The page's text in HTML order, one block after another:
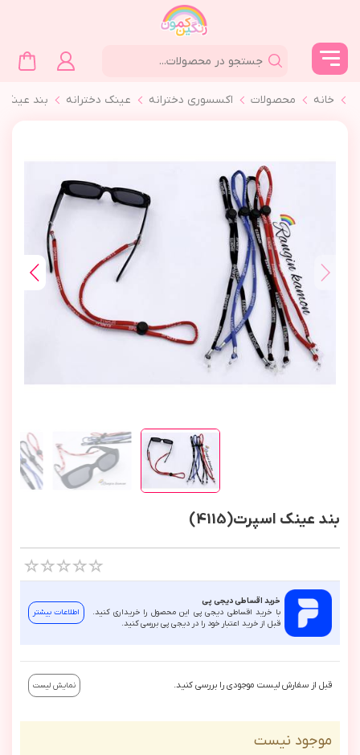
خانه محصولات اکسسوری دخترانه عینک دخترانه بند عينك
بند عینک اسپرت(4115)
خرید اقساطی دیجی پی
با خرید اقساطی دیجی پی این محصول را خریداری کنید.
قبل از خرید اعتبار خود را در دیجی پی بررسی کنید.
اطلاعات بیشتر
قبل از سفارش لیست موجودی را بررسی کنید. نمایش لیست
موجود نیست